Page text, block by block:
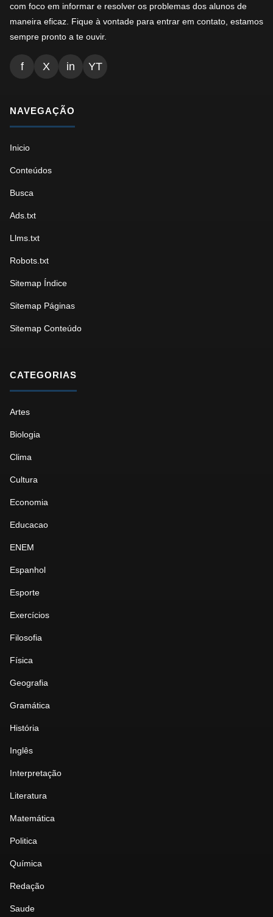
com foco em informar e resolver os problemas dos alunos de
maneira eficaz. Fique à vontade para entrar em contato, estamos
sempre pronto a te ouvir.
f X in YT
NAVEGAÇÃO
Inicio
Conteúdos
Busca
Ads.txt
Llms.txt
Robots.txt
Sitemap Índice
Sitemap Páginas
Sitemap Conteúdo
CATEGORIAS
Artes
Biologia
Clima
Cultura
Economia
Educacao
ENEM
Espanhol
Esporte
Exercícios
Filosofia
Física
Geografia
Gramática
História
Inglês
Interpretação
Literatura
Matemática
Politica
Química
Redação
Saude